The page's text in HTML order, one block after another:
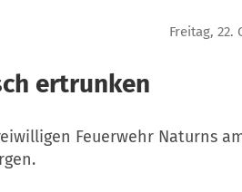
Freitag, 22.
ertrunken
Feuerwehr Naturns